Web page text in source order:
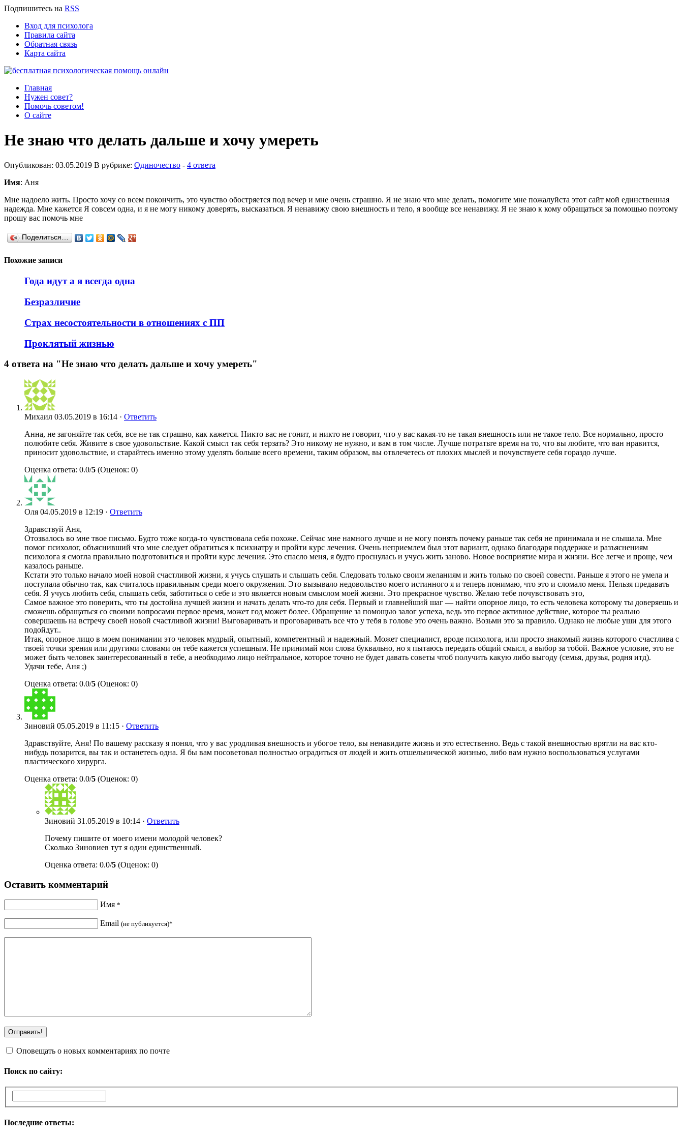
Подпишитесь на RSS
Вход для психолога
Правила сайта
Обратная связь
Карта сайта
Главная
Нужен совет?
Помочь советом!
О сайте
Не знаю что делать дальше и хочу умереть
Опубликован: 03.05.2019 В рубрике: Одиночество - 4 ответа
Имя: Аня
Мне надоело жить. Просто хочу со всем покончить, это чувство обостряется под вечер и мне очень страшно. Я не знаю что мне делать, помогите мне пожалуйста этот сайт мой единственная
надежда. Мне кажется Я совсем одна, и я не могу никому доверять, высказаться. Я ненавижу свою внешность и тело, я вообще все ненавижу. Я не знаю к кому обращаться за помощью поэтому
прошу вас помочь мне
Поделиться…
Похожие записи
Года идут а я всегда одна
Безразличие
Страх несостоятельности в отношениях с ПП
Проклятый жизнью
4 ответа на "Не знаю что делать дальше и хочу умереть"
Михаил 03.05.2019 в 16:14 · Ответить
Анна, не загоняйте так себя, все не так страшно, как кажется. Никто вас не гонит, и никто не говорит, что у вас какая-то не такая внешность или не такое тело. Все нормально, просто
полюбите себя. Живите в свое удовольствие. Какой смысл так себя терзать? Это никому не нужно, и вам в том числе. Лучше потратьте время на то, что вы любите, что ван нравится,
приносит удовольствие, и старайтесь именно этому уделять больше всего времени, таким образом, вы отвлечетесь от плохих мыслей и почувствуете себя гораздо лучше.
Оценка ответа: 0.0/5 (Оценок: 0)
Оля 04.05.2019 в 12:19 · Ответить
Здравствуй Аня,
Отозвалось во мне твое письмо. Будто тоже когда-то чувствовала себя похоже. Сейчас мне намного лучше и не могу понять почему раньше так себя не принимала и не слышала. Мне
помог психолог, объяснивший что мне следует обратиться к психиатру и пройти курс лечения. Очень неприемлем был этот вариант, однако благодаря поддержке и разъяснениям
психолога я смогла правильно подготовиться и пройти курс лечения. Это спасло меня, я будто проснулась и учусь жить заново. Новое восприятие мира и жизни. Все легче и проще, чем
казалось раньше.
Кстати это только начало моей новой счастливой жизни, я учусь слушать и слышать себя. Следовать только своим желаниям и жить только по своей совести. Раньше я этого не умела и
поступала обычно так, как считалось правильным среди моего окружения. Это вызывало недовольство моего истинного я и теперь понимаю, что это и сломало меня. Нельзя предавать
себя. Я учусь любить себя, слышать себя, заботиться о себе и это является новым смыслом моей жизни. Это прекрасное чувство. Желаю тебе почувствовать это,
Самое важное это поверить, что ты достойна лучшей жизни и начать делать что-то для себя. Первый и главнейший шаг — найти опорное лицо, то есть человека которому ты доверяешь и
сможешь обращаться со своими вопросами первое время, может год может более. Обращение за помощью залог успеха, ведь это первое активное действие, которое ты реально
совершаешь на встречу своей новой счастливой жизни! Выговаривать и проговаривать все что у тебя в голове это очень важно. Возьми это за правило. Однако не любые уши для этого
подойдут..
Итак, опорное лицо в моем понимании это человек мудрый, опытный, компетентный и надежный. Может специалист, вроде психолога, или просто знакомый жизнь которого счастлива с
твоей точки зрения или другими словами он тебе кажется успешным. Не принимай мои слова буквально, но я пытаюсь передать общий смысл, а выбор за тобой. Важное условие, это не
может быть человек заинтересованный в тебе, а необходимо лицо нейтральное, которое точно не будет давать советы чтоб получить какую либо выгоду (семья, друзья, родня итд).
Удачи тебе, Аня ;)
Оценка ответа: 0.0/5 (Оценок: 0)
Зиновий 05.05.2019 в 11:15 · Ответить
Здравствуйте, Аня! По вашему рассказу я понял, что у вас уродливая внешность и убогое тело, вы ненавидите жизнь и это естественно. Ведь с такой внешностью врятли на вас кто-
нибудь позарится, вы так и останетесь одна. Я бы вам посоветовал полностью оградиться от людей и жить отшельнической жизнью, либо вам нужно воспользоваться услугами
пластического хирурга.
Оценка ответа: 0.0/5 (Оценок: 0)
Зиновий 31.05.2019 в 10:14 · Ответить
Почему пишите от моего имени молодой человек?
Сколько Зиновиев тут я один единственный.
Оценка ответа: 0.0/5 (Оценок: 0)
Оставить комментарий
Имя *
Email (не публикуется)*
Оповещать о новых комментариях по почте
Поиск по сайту:
Последние ответы: